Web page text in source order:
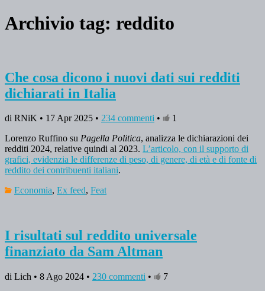
Archivio tag: reddito
Che cosa dicono i nuovi dati sui redditi
dichiarati in Italia
di RNiK • 17 Apr 2025 • 234 commenti •
1
Lorenzo Ruffino su Pagella Politica, analizza le dichiarazioni dei
redditi 2024, relative quindi al 2023. L’articolo, con il supporto di
grafici, evidenzia le differenze di peso, di genere, di età e di fonte di
reddito dei contribuenti italiani.
Economia, Ex feed, Feat
I risultati sul reddito universale
finanziato da Sam Altman
di Lich • 8 Ago 2024 • 230 commenti •
7